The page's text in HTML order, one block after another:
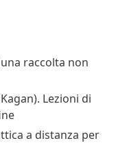
raccolta non
Lezioni di
a distanza per